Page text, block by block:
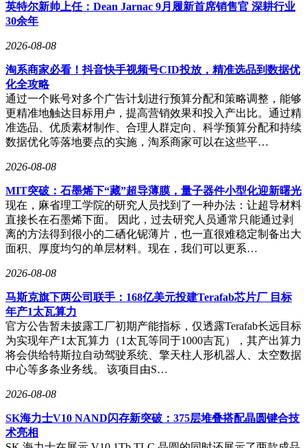
英特尔新帅上任：Dean Jarnac 9月履新首席销售官 深耕行业
30余年
2026-08-08
淘系商家必看！抖音快手视频号CID投放，精准选品到数据优
化全攻略
通过一个账号对多个广告计划进行预算分配和策略调整，能够
更精准地触达目标用户，提高营销效果和投入产出比。通过精
准选品、优质素材制作、合理人群定向、科学预算分配和持续
数据优化等落地要点的实施，淘系商家可以在这些平…
2026-08-08
MIT突破：石墨烯下“藏”超导薄膜，量子器件小型化迎新曙光
现在，麻省理工学院的研究人员找到了一种办法：让超导材料
直接长在石墨烯下面。 因此，过去研究人员通常只能通过剥
离的方法得到很小的二硒化铌薄片，也一直很难稳定制备出大
面积、厚度均匀的单层材料。现在，我们可以更系…
2026-08-08
马斯克旗下两公司联手：168亿美元投建Terafab芯片厂 目标
年产1太瓦算力
官方公告暂未披露工厂初期产能指标，仅透露Terafab长远目标
为实现年产1太瓦算力（1太瓦等同于1000吉瓦），其产出算力
将会供给特斯拉自动驾驶系统、擎天柱人形机器人、太空数据
中心等多条业务线。 该项目由S…
2026-08-08
SK海力士V10 NAND闪存新突破：375层堆叠搭配晶圆键合技
术亮相